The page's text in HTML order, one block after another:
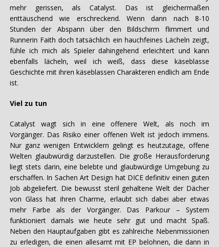
mehr gerissen, als Catalyst. Das ist gleichermaßen
enttäuschend wie erschreckend. Wenn dann nach 8-10
Stunden der Abspann über den Bildschirm flimmert und
Runnerin Faith doch tatsächlich ein hauchfeines Lächeln zeigt,
fühle ich mich als Spieler dahingehend erleichtert und kann
ebenfalls lächeln, weil ich weiß, dass diese käseblasse
Geschichte mit ihren käseblassen Charakteren endlich am Ende
ist.
Viel zu tun
Catalyst wagt sich in eine offenere Welt, als noch im
Vorgänger. Das Risiko einer offenen Welt ist jedoch immens.
Nur ganz wenigen Entwicklern gelingt es heutzutage, offene
Welten glaubwürdig darzustellen. Die große Herausforderung
liegt stets darin, eine belebte und glaubwürdige Umgebung zu
erschaffen. In Sachen Art Design hat DICE definitiv einen guten
Job abgeliefert. Die bewusst steril gehaltene Welt der Dächer
von Glass hat ihren Charme, erlaubt sich dabei aber etwas
mehr Farbe als der Vorgänger. Das Parkour – System
funktioniert damals wie heute sehr gut und macht Spaß.
Neben den Hauptaufgaben gibt es zahlreiche Nebenmissionen
zu erledigen, die einen allesamt mit EP belohnen, die dann in